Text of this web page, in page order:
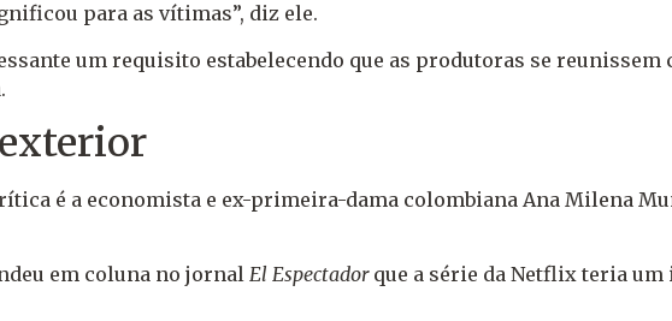
para as vítimas”, diz ele.
um requisito estabelecendo que as produtoras se
é a economista e ex-primeira-dama colombiana Ana Milena
em coluna no jornal El Espectadorque a série da Netflix teria um